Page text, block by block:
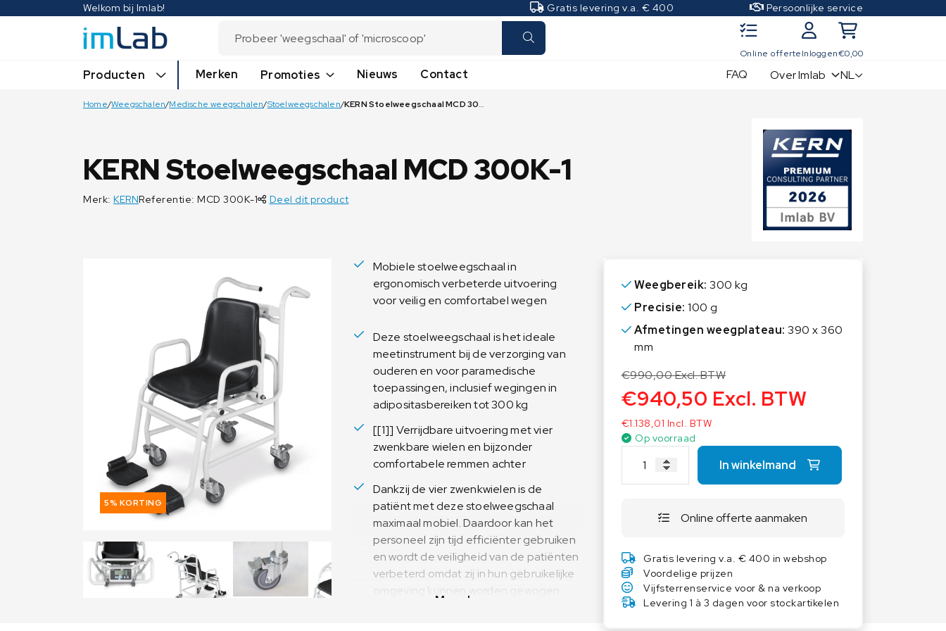
Welkom bij Imlab! Gratis levering v.a. € 400 Persoonlijke service
Online offerteInloggen€0,00
Producten
Laboratoriumweegschalen
Precisieweegschalen
Vochtbepalers
Plateauweegschalen
Vloerweegschalen
Kwaliteitscontrole sets
OIML Klasse M3
Voedingsweegschalen
Babyweegschalen
Handkrachtmeters
Personenweegschalen
Stoelweegschalen
Overige weegschalen
Dierenweegschalen
Draagbare weegschalen
Industrie 4.0
Software
Veerweegschalen
Weegcellen
Winkelweegschalen
Merken Promoties Nieuws Contact FAQ Over Imlab NL
€25,00
Naar winkelwagen
Home/Weegschalen/Medische weegschalen/Stoelweegschalen/ KERN Stoelweegschaal MCD 300K-1
KERN Stoelweegschaal MCD 300K-1
Merk: KERNReferentie: MCD 300K-1 Deel dit product
5% KORTING
Mobiele stoelweegschaal in
ergonomisch verbeterde uitvoering
voor veilig en comfortabel wegen
Deze stoelweegschaal is het ideale
meetinstrument bij de verzorging van
ouderen en voor paramedische
toepassingen, inclusief wegingen in
adipositasbereiken tot 300 kg
[[1]] Verrijdbare uitvoering met vier
zwenkbare wielen en bijzonder
comfortabele remmen achter
Dankzij de vier zwenkwielen is de
patiënt met deze stoelweegschaal
maximaal mobiel. Daardoor kan het
personeel zijn tijd efficiënter gebruiken
en wordt de veiligheid van de patiënten
verbeterd omdat zij in hun gebruikelijke
omgeving kunnen worden gewogen.
Meer lezen
Weegbereik:300 kg
Precisie:100 g
Afmetingen weegplateau:390 x 360
mm
€990,00Excl. BTW
€940,50 Excl. BTW
€1.138,01 Incl. BTW
Op voorraad
R
o
e
l
w
In winkelmand
Online offerte aanmaken
Gratis levering v.a. € 400 in webshop
Voordelige prijzen
Vijfsterrenservice voor & na verkoop
Levering 1 à 3 dagen voor stockartikelen